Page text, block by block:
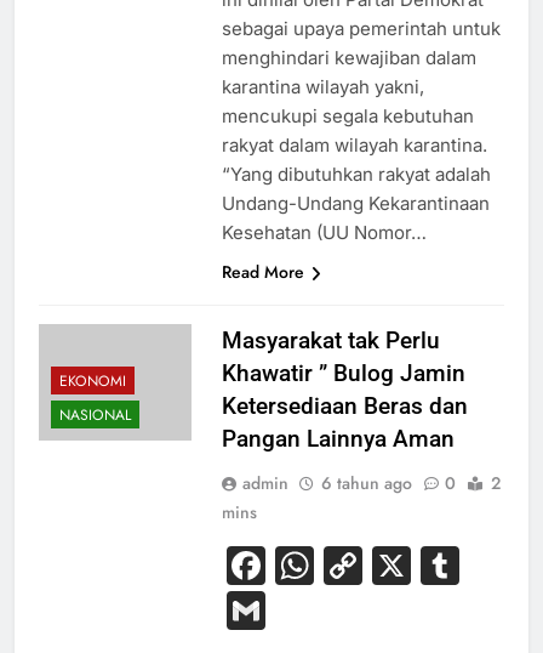
sebagai upaya pemerintah untuk
menghindari kewajiban dalam
karantina wilayah yakni,
mencukupi segala kebutuhan
rakyat dalam wilayah karantina.
“Yang dibutuhkan rakyat adalah
Undang-Undang Kekarantinaan
Kesehatan (UU Nomor…
Read More
EKONOMI
NASIONAL
Masyarakat tak Perlu
Khawatir ” Bulog Jamin
Ketersediaan Beras dan
Pangan Lainnya Aman
admin 6 tahun ago 0
2
mins
Facebook
WhatsApp
Copy
X
Gmail